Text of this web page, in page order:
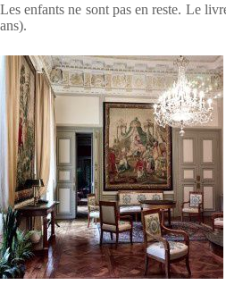
Les enfants ne sont pas en reste. Le
ans).